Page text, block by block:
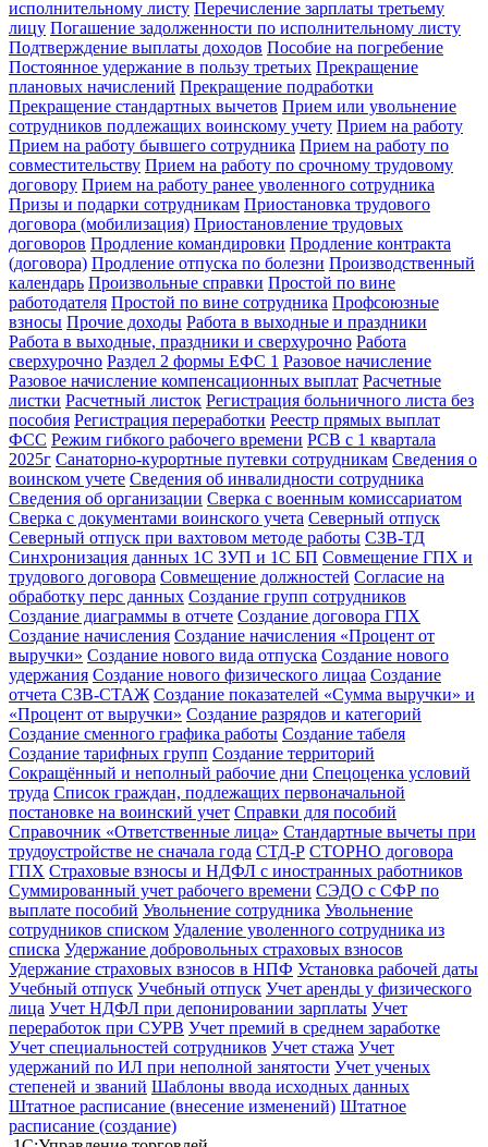
исполнительному листу Перечисление зарплаты третьему
лицу Погашение задолженности по исполнительному листу
Подтверждение выплаты доходов Пособие на погребение
Постоянное удержание в пользу третьих Прекращение
плановых начислений Прекращение подработки
Прекращение стандартных вычетов Прием или увольнение
сотрудников подлежащих воинскому учету Прием на работу
Прием на работу бывшего сотрудника Прием на работу по
совместительству Прием на работу по срочному трудовому
договору Прием на работу ранее уволенного сотрудника
Призы и подарки сотрудникам Приостановка трудового
договора (мобилизация) Приостановление трудовых
договоров Продление командировки Продление контракта
(договора) Продление отпуска по болезни Производственный
календарь Произвольные справки Простой по вине
работодателя Простой по вине сотрудника Профсоюзные
взносы Прочие доходы Работа в выходные и праздники
Работа в выходные, праздники и сверхурочно Работа
сверхурочно Раздел 2 формы ЕФС 1 Разовое начисление
Разовое начисление компенсационных выплат Расчетные
листки Расчетный листок Регистрация больничного листа без
пособия Регистрация переработки Реестр прямых выплат
ФСС Режим гибкого рабочего времени РСВ с 1 квартала
2025г Санаторно-курортные путевки сотрудникам Сведения о
воинском учете Сведения об инвалидности сотрудника
Сведения об организации Сверка с военным комиссариатом
Сверка с документами воинского учета Северный отпуск
Северный отпуск при вахтовом методе работы СЗВ-ТД
Синхронизация данных 1С ЗУП и 1С БП Совмещение ГПХ и
трудового договора Совмещение должностей Согласие на
обработку перс данных Создание групп сотрудников
Создание диаграммы в отчете Создание договора ГПХ
Создание начисления Создание начисления «Процент от
выручки» Создание нового вида отпуска Создание нового
удержания Создание нового физического лицаа Создание
отчета СЗВ-СТАЖ Создание показателей «Сумма выручки» и
«Процент от выручки» Создание разрядов и категорий
Создание сменного графика работы Создание табеля
Создание тарифных групп Создание территорий
Сокращённый и неполный рабочие дни Спецоценка условий
труда Список граждан, подлежащих первоначальной
постановке на воинский учет Справки для пособий
Справочник «Ответственные лица» Стандартные вычеты при
трудоустройстве не сначала года СТД-Р СТОРНО договора
ГПХ Страховые взносы и НДФЛ с иностранных работников
Суммированный учет рабочего времени СЭДО с СФР по
выплате пособий Увольнение сотрудника Увольнение
сотрудников списком Удаление уволенного сотрудника из
списка Удержание добровольных страховых взносов
Удержание страховых взносов в НПФ Установка рабочей даты
Учебный отпуск Учебный отпуск Учет аренды у физического
лица Учет НДФЛ при депонировании зарплаты Учет
переработок при СУРВ Учет премий в среднем заработке
Учет специальностей сотрудников Учет стажа Учет
удержаний по ИЛ при неполной занятости Учет ученых
степеней и званий Шаблоны ввода исходных данных
Штатное расписание (внесение изменений) Штатное
расписание (создание)